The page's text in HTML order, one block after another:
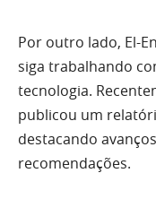
Por outro lado, El-
siga trabalhando
tecnologia.
publicou um
destacando
recomendações.